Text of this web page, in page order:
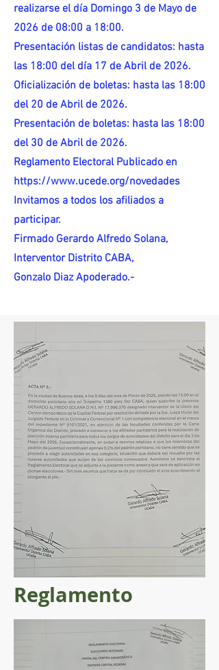
realizarse el día Domingo 3 de Mayo de
2026 de 08:00 a 18:00.
Presentación listas de candidatos: hasta
las 18:00 del día 17 de Abril de 2026.
Oficialización de boletas: hasta las 18:00
del 20 de Abril de 2026.
Presentación de boletas: hasta las 18:00
del 30 de Abril de 2026.
Reglamento Electoral Publicado en
https://www.ucede.org/novedades
Invitamos a todos los afiliados a
participar.
Firmado Gerardo Alfredo Solana,
Interventor Distrito CABA,
Gonzalo Diaz Apoderado.-
Reglamento